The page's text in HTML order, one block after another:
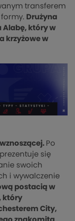
transferem
Drużyna
Alabę, który w
krzyżowe w
Po
się
swoich
i wywalczenie
postacią w
który
City,